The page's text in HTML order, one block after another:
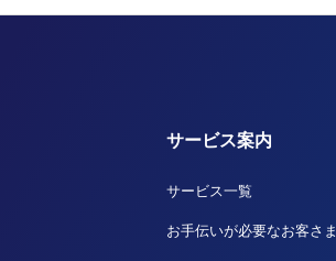
サービス案内
サービス一覧
お手伝いが必要なお客さま